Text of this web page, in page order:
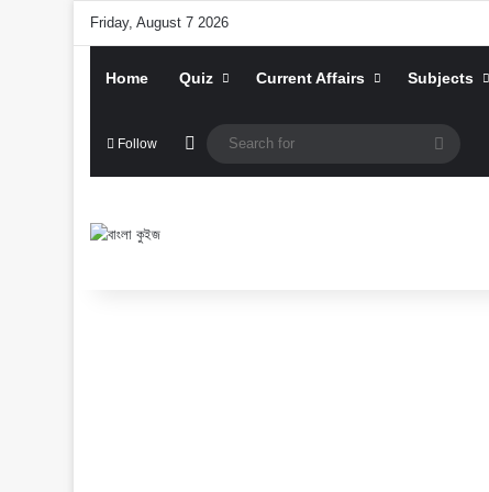
Friday, August 7 2026
Home Quiz Current Affairs Subjects
Follow Random Article Search
for